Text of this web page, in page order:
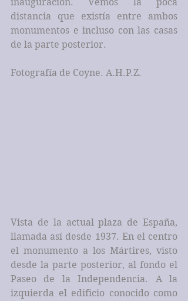
distancia que existía entre ambos
monumentos e incluso con las casas
de la parte posterior.
Fotografía de Coyne. A.H.P.Z.
Vista de la actual plaza de España,
llamada así desde 1937. En el centro
el monumento a los Mártires, visto
desde la parte posterior, al fondo el
Paseo de la Independencia. A la
izquierda el edificio conocido como